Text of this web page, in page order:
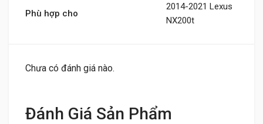
Phù hợp cho
2014-2021 Lexus
NX200t
Chưa có đánh giá nào.
Đánh Giá Sản Phẩm